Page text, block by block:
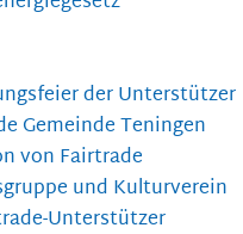
der Unterstützer
Gemeinde Teningen
von Fairtrade
und Kulturverein
Unterstützer